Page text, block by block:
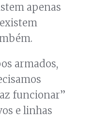
apenas
armados,
funcionar”
e linhas